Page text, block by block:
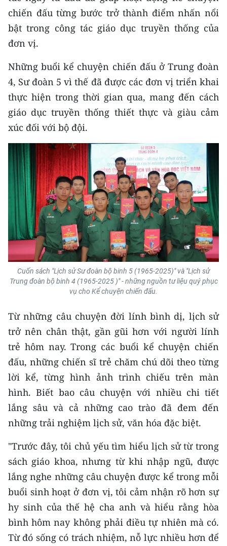
chiến đấu từng bước trở thành điểm nhấn nổi
bật trong công tác giáo dục truyền thống của
đơn vị.
Những buổi kể chuyện chiến đấu ở Trung đoàn
4, Sư đoàn 5 vì thế đã được các đơn vị triển khai
thực hiện trong thời gian qua, mang đến cách
giáo dục truyền thống thiết thực và giàu cảm
xúc đối với bộ đội.
Cuốn sách "Lịch sử Sư đoàn bộ binh 5 (1965-2025)" và "Lịch sử
Trung đoàn bộ binh 4 (1965-2025 )" - những nguồn tư liệu quý phục
vụ cho Kể chuyện chiến đấu.
Từ những câu chuyện đời lính bình dị, lịch sử
trở nên chân thật, gần gũi hơn với người lính
trẻ hôm nay. Trong các buổi kể chuyện chiến
đấu, những chiến sĩ trẻ chăm chú dõi theo từng
lời kể, từng hình ảnh trình chiếu trên màn
hình. Biết bao câu chuyện với nhiều chi tiết
lắng sâu và cả những cao trào đã đem đến
những trải nghiệm lịch sử, văn hóa đặc biệt.
"Trước đây, tôi chủ yếu tìm hiểu lịch sử từ trong
sách giáo khoa, nhưng từ khi nhập ngũ, được
lắng nghe những câu chuyện được kể trong mỗi
buổi sinh hoạt ở đơn vị, tôi cảm nhận rõ hơn sự
hy sinh của thế hệ cha anh và hiểu rằng hòa
bình hôm nay không phải điều tự nhiên mà có.
Từ đó sống có trách nhiệm, nỗ lực nhiều hơn để